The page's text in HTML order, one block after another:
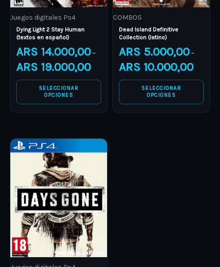
Juegos digitales Ps4
Dying Light 2 Stay Human
(textos en español)
ARS 14.000,00 –
ARS 19.000,00
SELECCIONAR
OPCIONES
be
chosen
on
the
product
COMBOS
Dead Island Definitive
Collection (latino)
ARS 5.000,00 –
ARS 10.000,00
SELECCIONAR
OPCIONES
be
chosen
on
the
product
Price
This
multiple
variants.
The
options
may
be